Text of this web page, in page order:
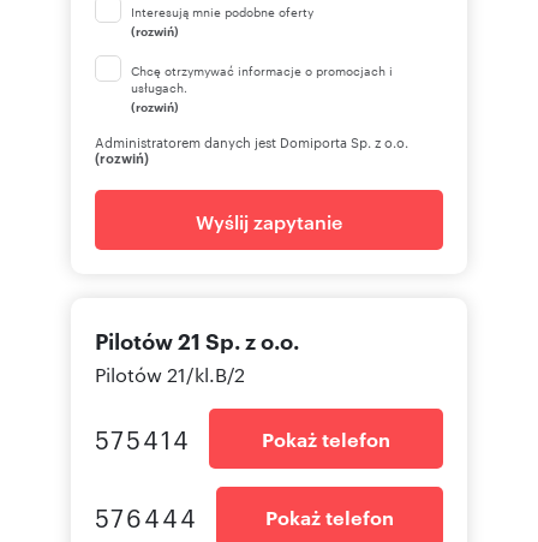
Interesują mnie podobne oferty
(rozwiń)
Chcę otrzymywać informacje o promocjach i
usługach.
(rozwiń)
Administratorem danych jest Domiporta Sp. z o.o.
(rozwiń)
Wyślij zapytanie
Pilotów 21 Sp. z o.o.
Pilotów 21/kl.B/2
575414 Pokaż telefon
576444 Pokaż telefon